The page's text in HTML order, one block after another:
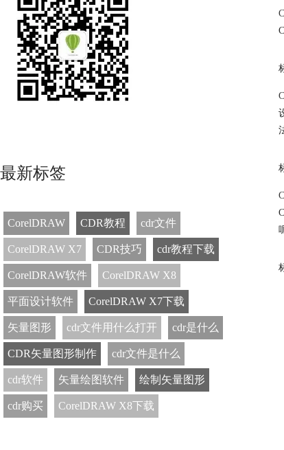
最新标签
CorelDRAW CDR教程 cdr文件
CorelDRAW X7 CDR技巧 cdr教程下载
CorelDRAW软件 CorelDRAW X8
平面设计软件 CorelDRAW X7下载
矢量图形 cdr文件用什么打开 cdr是什么
CDR矢量图形制作 cdr文件是什么
cdr软件 矢量绘图软件 绘制矢量图形
cdr购买 CorelDRAW X8下载